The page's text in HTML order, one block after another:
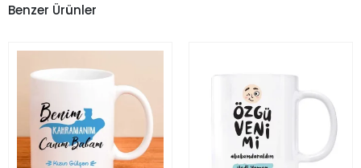
Benzer Ürünler